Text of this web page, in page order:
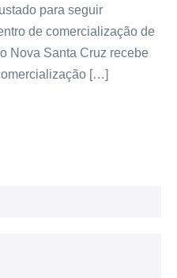
para seguir
de comercialização de
Nova Santa Cruz recebe
[…]